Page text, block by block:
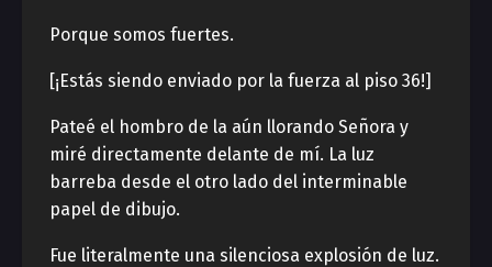
Porque somos fuertes.
[¡Estás siendo enviado por la fuerza al piso 36!]
Pateé el hombro de la aún llorando Señora y
miré directamente delante de mí. La luz
barreba desde el otro lado del interminable
papel de dibujo.
Fue literalmente una silenciosa explosión de luz.